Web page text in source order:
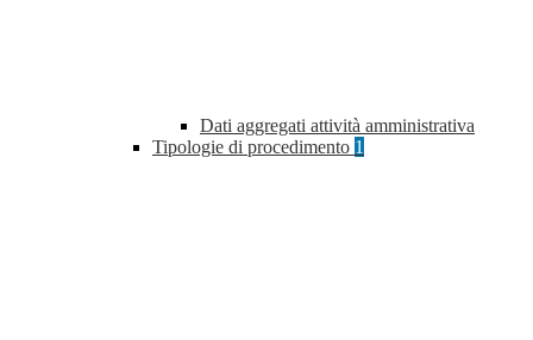
Dati aggregati attività amministrativa
Tipologie di procedimento 1